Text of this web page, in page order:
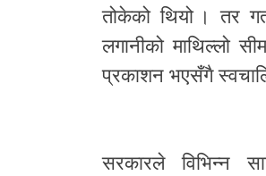
तोकेको थियो । तर
लगानीको माथिल्लो
प्रकाशन भएसँगै
सरकारले विभिन्न